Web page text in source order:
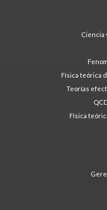
Ciencia
Física teórica
Teorías
Física